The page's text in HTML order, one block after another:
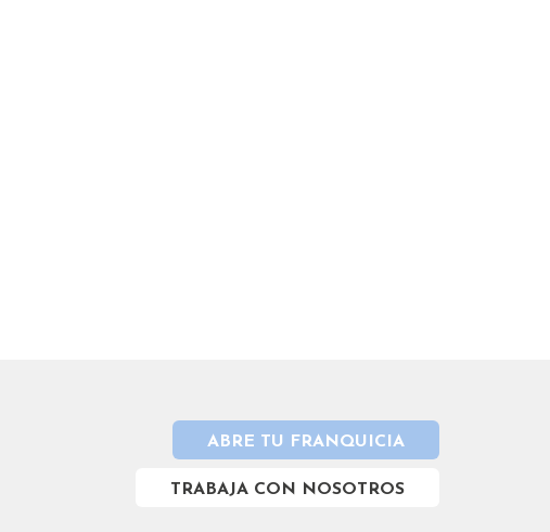
ABRE TU FRANQUICIA
TRABAJA CON NOSOTROS